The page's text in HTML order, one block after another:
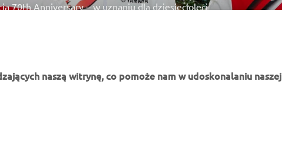
70th Anniversary – w uznaniu dla dziesięcioleci
naszą witrynę, co pomoże nam w udoskonalaniu naszej